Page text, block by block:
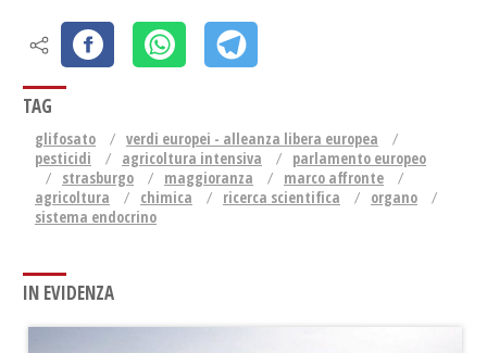
TAG
glifosato
verdi europei - alleanza libera europea
pesticidi
agricoltura intensiva
parlamento europeo
strasburgo
maggioranza
marco affronte
agricoltura
chimica ricerca scientifica
organo
sistema endocrino
IN EVIDENZA